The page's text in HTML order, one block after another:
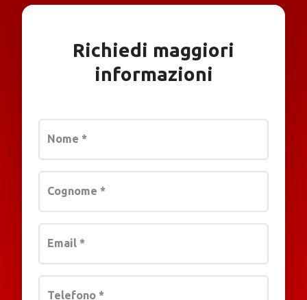
Richiedi maggiori
informazioni
Nome *
Cognome *
Email *
Telefono *